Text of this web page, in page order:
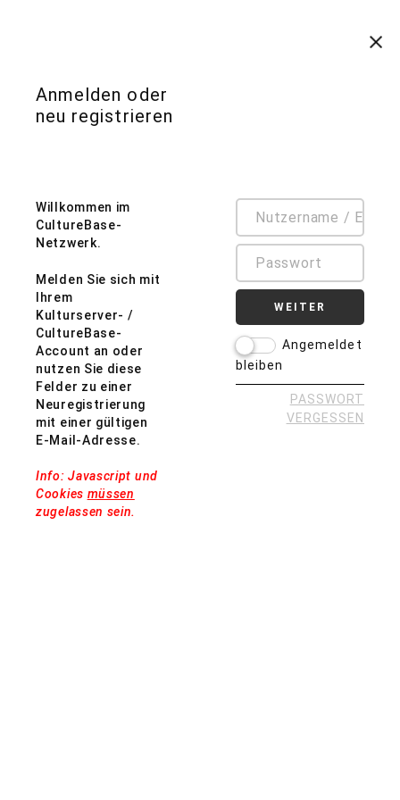
Auf diese Seite des Internbereichs haben Sie keinen
Anmelden oder
neu registrieren
WEITER
Angemeldet
bleiben
PASSWORT
VERGESSEN
Willkommen im
CultureBase-
Netzwerk.
Melden Sie sich mit
Ihrem
Kulturserver- /
CultureBase-
Account an oder
nutzen Sie diese
Felder zu einer
Neuregistrierung
mit einer gültigen
E-Mail-Adresse.
Info: Javascript und
Cookies müssen
zugelassen sein.